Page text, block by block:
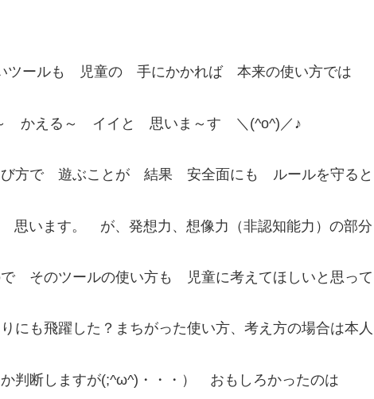
ツールも 児童の 手にかかれば 本来の使い方では
える～ イイと 思いま～す ＼(^o^)／♪
び方で 遊ぶことが 結果 安全面にも ルールを守ると
思います。 が、発想力、想像力（非認知能力）の部分
で そのツールの使い方も 児童に考えてほしいと思って
にも飛躍した？まちがった使い方、考え方の場合は本人
判断しますが(;^ω^)・・・） おもしろかったのは